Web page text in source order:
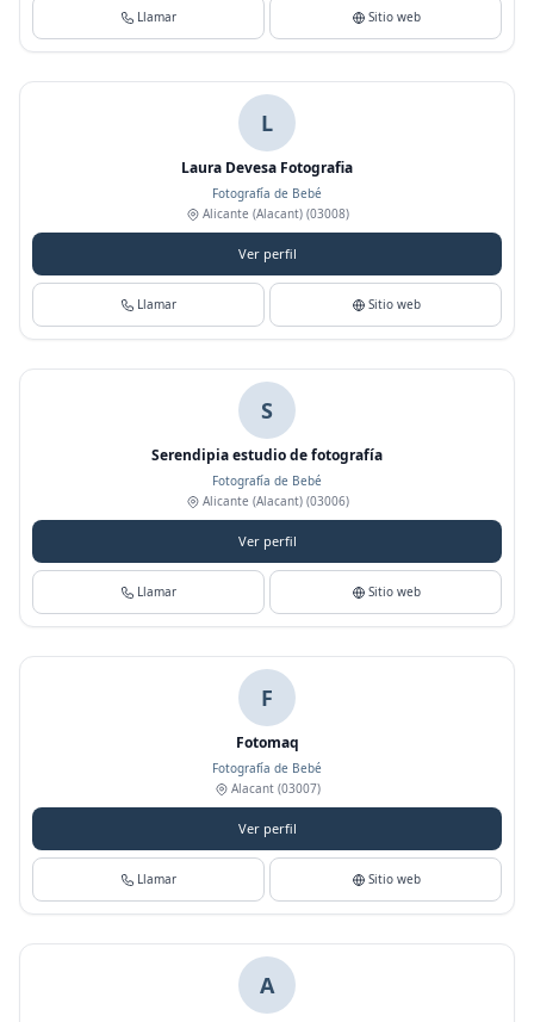
Llamar Sitio web
L
Laura Devesa Fotografia
Fotografía de Bebé
Alicante (Alacant)(03008)
Ver perfil
Llamar Sitio web
S
Serendipia estudio de fotografía
Fotografía de Bebé
Alicante (Alacant)(03006)
Ver perfil
Llamar Sitio web
F
Fotomaq
Fotografía de Bebé
Alacant(03007)
Ver perfil
Llamar Sitio web
A